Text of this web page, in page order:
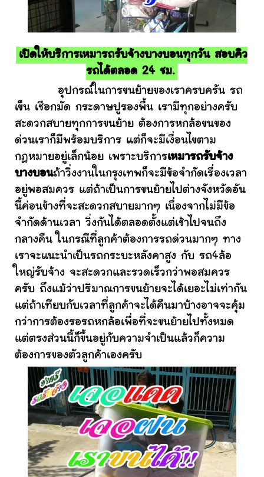
เปิดให้บริการเหมารถรับจ้างบางบอนทุกวัน สอบคิว
รถได้ตลอด 24 ชม.
อุปกรณ์ในการขนย้ายของเราครบครัน รถ
เข็น เชือกมัด กระดาษปูรองพื้น เรามีทุกอย่างครับ
สะดวกสบายทุกการขนย้าย ต้องการหกล้อขนของ
ด่วนเราก็มีพร้อมบริการ แต่ก็จะมีเงื่อนไขตาม
กฎหมายอยู่เล็กน้อย เพราะบริการเหมารถรับจ้าง
บางบอนถ้าวิ่งงานในกรุงเทพก็จะมีข้อจำกัดเรื่องเวลา
อยู่พอสมควร แต่ถ้าเป็นการขนย้ายไปต่างจังหวัดอัน
นี้ค่อนข้างที่จะสะดวกสบายมากๆ เนื่องจากไม่มีข้อ
จำกัดด้านเวลา วิ่งกันได้ตลอดตั้งแต่เช้าไปจนถึง
กลางคืน ในกรณีที่ลูกค้าต้องการรถด่วนมากๆ ทาง
เราจะแนะนำเป็นรถกระบะหลังคาสูง กับ รถ4ล้อ
ใหญ่รับจ้าง จะสะดวกและรวดเร็วกว่าพอสมควร
ครับ ถึงแม้ว่าปริมาณการขนย้ายจะได้เยอะไม่เท่ากัน
แต่ถ้าเทียบกับเวลาที่ลูกค้าจะได้คืนมาบ้างอาจจะคุ้ม
กว่าการต้องรอรถหกล้อเพื่อที่จะขนย้ายไปทั้งหมด
แต่ตรงส่วนนี้ก็ขึ้นอยู่กับความจำเป็นแล้วก็ความ
ต้องการของตัวลูกค้าเองครับ